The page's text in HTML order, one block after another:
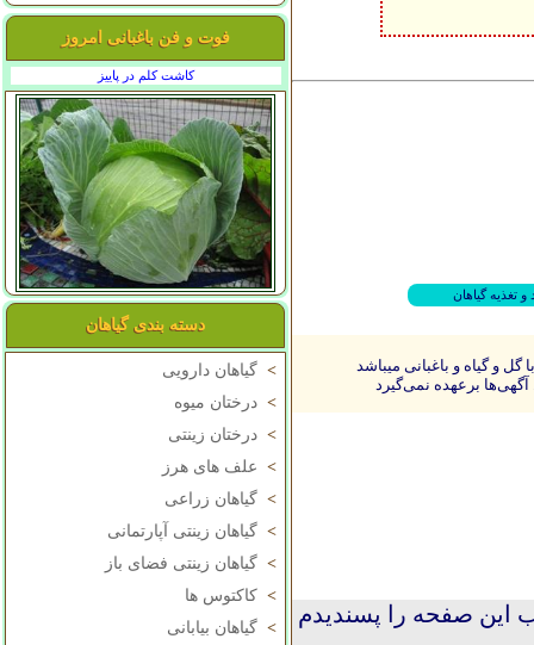
فوت و فن باغبانی امروز
کاشت کلم در پاییز
دسته بندی گیاهان
> گیاهان دارویی
> درختان میوه
> درختان زینتی
> علف های هرز
> گیاهان زراعی
> گیاهان زینتی آپارتمانی
> گیاهان زینتی فضای باز
> کاکتوس ها
> گیاهان بیابانی
و تغذیه گیاهان
و گیاه و باغبانی میباشد
آگهی‌ها برعهده نمی‌گیرد
این صفحه را پسندیدم